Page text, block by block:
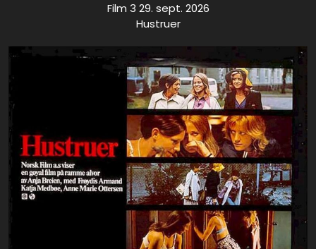
Film 3 29. sept. 2026
Hustruer